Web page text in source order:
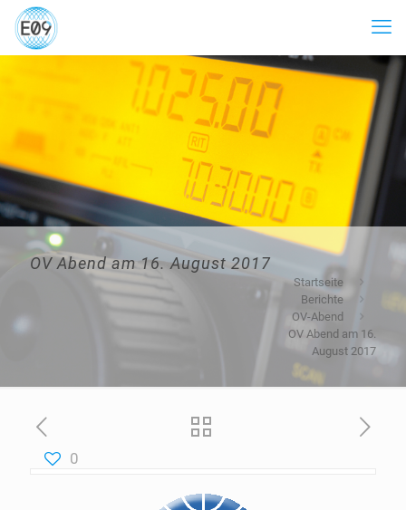
OV Abend am 16. August 2017
Startseite
Berichte
OV-Abend
OV Abend am 16.
August 2017
0